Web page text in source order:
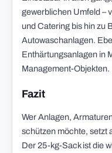
gewerblichen Umfeld –
und Catering bis hin zu
Autowaschanlagen.
Enthärtungsanlagen in
Management-Objekten.
Fazit
Wer Anlagen,
schützen möchte, setzt
Der 25-kg-Sack ist die